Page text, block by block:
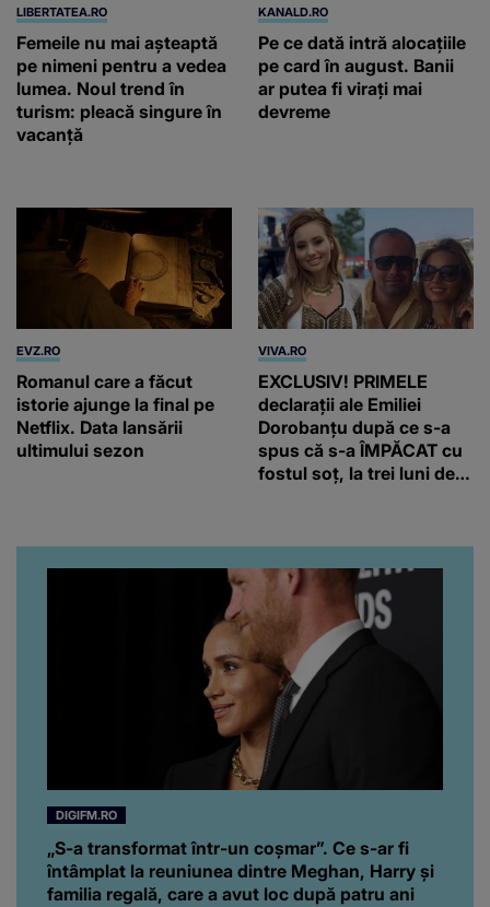
LIBERTATEA.RO
Femeile nu mai așteaptă
pe nimeni pentru a vedea
lumea. Noul trend în
turism: pleacă singure în
vacanță
KANALD.RO
Pe ce dată intră alocațiile
pe card în august. Banii
ar putea fi virați mai
devreme
EVZ.RO
Romanul care a făcut
istorie ajunge la final pe
Netflix. Data lansării
ultimului sezon
VIVA.RO
EXCLUSIV! PRIMELE
declarații ale Emiliei
Dorobanțu după ce s-a
spus că s-a ÎMPĂCAT cu
fostul soț, la trei luni de
artistă i-a lăsat MASCĂ
pe toți. De data aceasta,
chiar a rupt tăcerea:
”Poate că aveam să ne
spunem, să ne...”
DIGIFM.RO
„S-a transformat într-un coșmar”. Ce s-ar fi
întâmplat la reuniunea dintre Meghan, Harry și
familia regală, care a avut loc după patru ani